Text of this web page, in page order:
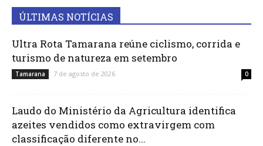
ÚLTIMAS NOTÍCIAS
Ultra Rota Tamarana reúne ciclismo, corrida e
turismo de natureza em setembro
Tamarana 7 de agosto de 2026 0
Laudo do Ministério da Agricultura identifica
azeites vendidos como extravirgem com
classificação diferente no...